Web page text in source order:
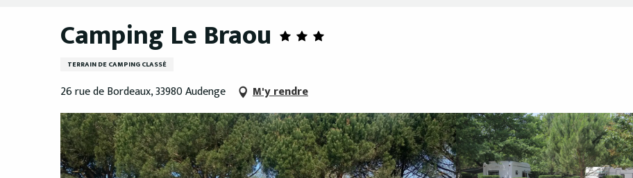
Camping Le Braou
TERRAIN DE CAMPING CLASSÉ
26 rue de Bordeaux, 33980 Audenge M'y rendre